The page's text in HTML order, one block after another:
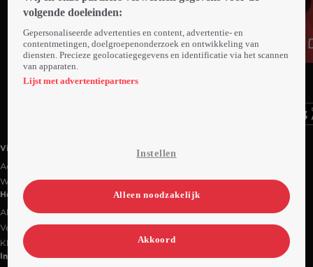
Ga
naar
Videoland
Actiecode
Werken bij RTL
Handige links
Alle films & series
Veelgestelde vragen
Klantenservice
Informatie
volgende doeleinden:
Gepersonaliseerde advertenties en content, advertentie- en
contentmetingen, doelgroepenonderzoek en ontwikkeling van
diensten. Precieze geolocatiegegevens en identificatie via het scannen
van apparaten.
Lijst met advertentiepartners
Instellen
Alleen noodzakelijk
Akkoord